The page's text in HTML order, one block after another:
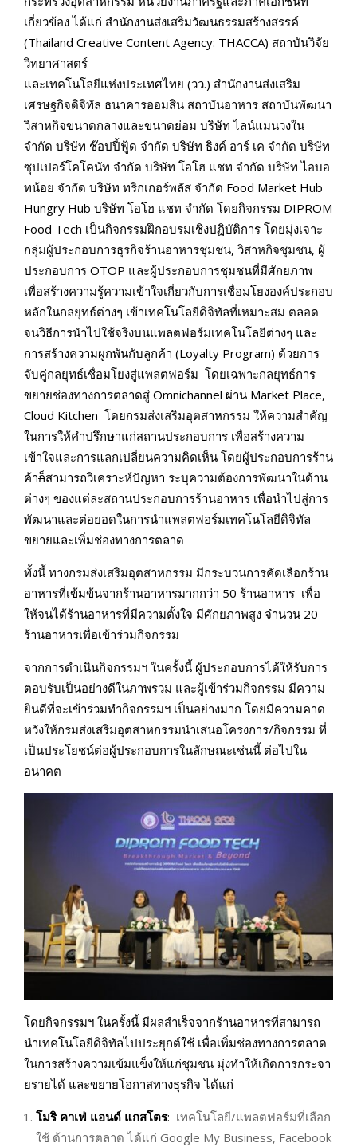
เกี่ยวข้อง ได้แก่ สำนักงานส่งเสริมวัฒนธรรมสร้างสรรค์
(Thailand Creative Content Agency: THACCA) สถาบันวิจัย
วิทยาศาสตร์
และเทคโนโลยีแห่งประเทศไทย (วว.) สำนักงานส่งเสริม
เศรษฐกิจดิจิทัล ธนาคารออมสิน สถาบันอาหาร สถาบันพัฒนา
วิสาหกิจขนาดกลางและขนาดย่อม บริษัท ไลน์แมนวงใน
จำกัด บริษัท ช๊อปปี้ฟู้ด จำกัด บริษัท ธิงค์ อาร์ เค จำกัด บริษัท
ซุปเปอร์โคโคนัท จำกัด บริษัท โอโฮ แชท จำกัด บริษัท ไอบอ
ทน้อย จำกัด บริษัท ทริกเกอร์พลัส จำกัด Food Market Hub
Hungry Hub บริษัท โอโฮ แชท จำกัด โดยกิจกรรม DIPROM
Food Tech เป็นกิจกรรมฝึกอบรมเชิงปฏิบัติการ โดยมุ่งเจาะ
กลุ่มผู้ประกอบการธุรกิจร้านอาหารชุมชน, วิสาหกิจชุมชน, ผู้
ประกอบการ OTOP และผู้ประกอบการชุมชนที่มีศักยภาพ
เพื่อสร้างความรู้ความเข้าใจเกี่ยวกับการเชื่อมโยงองค์ประกอบ
หลักในกลยุทธ์ต่างๆ เข้าเทคโนโลยีดิจิทัลที่เหมาะสม ตลอด
จนวิธีการนำไปใช้จริงบนแพลตฟอร์มเทคโนโลยีต่างๆ และ
การสร้างความผูกพันกับลูกค้า (Loyalty Program) ด้วยการ
จับคู่กลยุทธ์เชื่อมโยงสู่แพลตฟอร์ม โดยเฉพาะกลยุทธ์การ
ขยายช่องทางการตลาดสู่ Omnichannel ผ่าน Market Place,
Cloud Kitchen โดยกรมส่งเสริมอุตสาหกรรม ให้ความสำคัญ
ในการให้คำปรึกษาแก่สถานประกอบการ เพื่อสร้างความ
เข้าใจและการแลกเปลี่ยนความคิดเห็น โดยผู้ประกอบการร้าน
ค้าก็สามารถวิเคราะห์ปัญหา ระบุความต้องการพัฒนาในด้าน
ต่างๆ ของแต่ละสถานประกอบการร้านอาหาร เพื่อนำไปสู่การ
พัฒนาและต่อยอดในการนำแพลตฟอร์มเทคโนโลยีดิจิทัล
ขยายและเพิ่มช่องทางการตลาด
ทั้งนี้ ทางกรมส่งเสริมอุตสาหกรรม มีกระบวนการคัดเลือกร้าน
อาหารที่เข้มข้นจากร้านอาหารมากกว่า 50 ร้านอาหาร เพื่อ
ให้จนได้ร้านอาหารที่มีความตั้งใจ มีศักยภาพสูง จำนวน 20
ร้านอาหารเพื่อเข้าร่วมกิจกรรม
จากการดำเนินกิจกรรมฯ ในครั้งนี้ ผู้ประกอบการได้ให้รับการ
ตอบรับเป็นอย่างดีในภาพรวม และผู้เข้าร่วมกิจกรรม มีความ
ยินดีที่จะเข้าร่วมทำกิจกรรมฯ เป็นอย่างมาก โดยมีความคาด
หวังให้กรมส่งเสริมอุตสาหกรรมนำเสนอโครงการ/กิจกรรม ที่
เป็นประโยชน์ต่อผู้ประกอบการในลักษณะเช่นนี้ ต่อไปใน
อนาคต
โดยกิจกรรมฯ ในครั้งนี้ มีผลสำเร็จจากร้านอาหารที่สามารถ
นำเทคโนโลยีดิจิทัลไปประยุกต์ใช้ เพื่อเพิ่มช่องทางการตลาด
ในการสร้างความเข้มแข็งให้แก่ชุมชน มุ่งทำให้เกิดการกระจา
ยรายได้ และขยายโอกาสทางธุรกิจ ได้แก่
โมริ คาเฟ่ แอนด์ แกสโตร: เทคโนโลยี/แพลตฟอร์มที่เลือก
ใช้ ด้านการตลาด ได้แก่ Google My Business, Facebook